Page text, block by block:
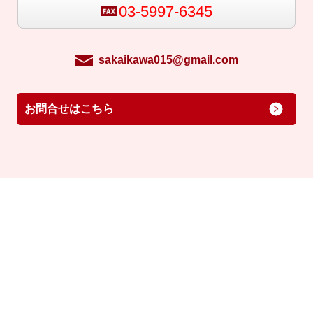
03-5997-6345
sakaikawa015@gmail.com
お問合せはこちら